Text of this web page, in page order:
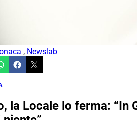
, Newslab
la Locale lo ferma: “In